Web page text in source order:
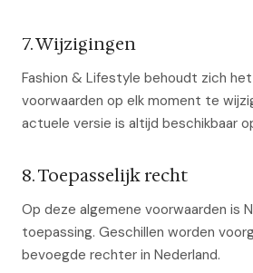
7. Wijzigingen
Fashion & Lifestyle behoudt zich
voorwaarden op elk moment te
actuele versie is altijd beschikbaar
8. Toepasselijk recht
Op deze algemene voorwaarden is
toepassing. Geschillen worden
bevoegde rechter in Nederland.